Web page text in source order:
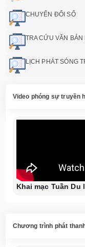
CHUYỂN ĐỔI SỐ
TRA CỨU VĂN BẢN
LỊCH PHÁT SÓNG
Video phóng sự truyền
Khai mạc Tuần
Chương trình phát